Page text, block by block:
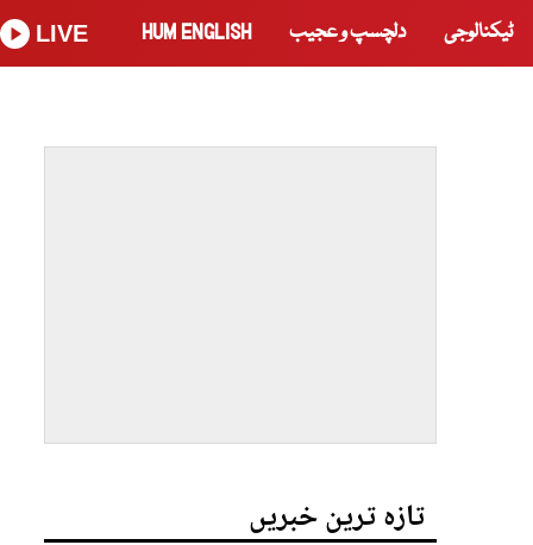
ٹیکنالوجی دلچسپ و عجیب HUM ENGLISH
LIVE
تازہ ترین خبریں